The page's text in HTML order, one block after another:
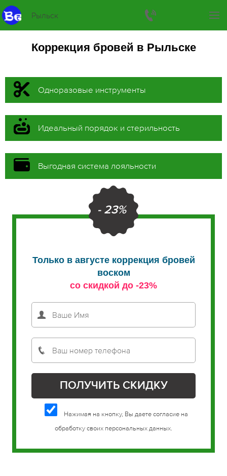
Рыльск
Коррекция бровей в Рыльске
Одноразовые инструменты
Идеальный порядок и стерильность
Выгодная система лояльности
- 23%
Только в августе коррекция бровей
воском
со скидкой до -23%
Нажимая на кнопку, Вы даете согласие на
обработку своих персональных данных.